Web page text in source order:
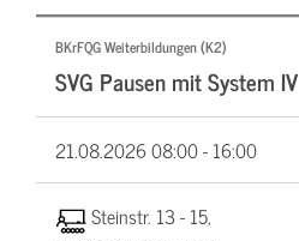
BKrFQG Weiterbildungen (K2)
SVG Pausen mit System IV
21.08.202608:00 - 16:00
Steinstr. 13 - 15,